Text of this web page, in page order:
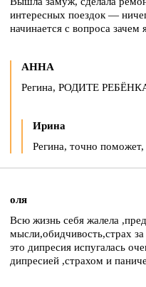
интересных поездок —
начинается с вопроса зачем
АННА
Регина, РОДИТЕ
Ирина
Регина, точно
оля
Всю жизнь себя жалела
мысли,обидчивость,страх
это дипресия испугалась
дипресией ,страхом и